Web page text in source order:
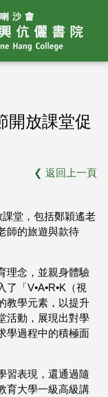
開放課堂促
❮ 返回上一頁
堂，包括鄭穎遙老
師的旅遊與款待
理念，並親身體驗
「V•A•R•K（視
教學元素，以提升
活動，展現出對學
學過程中的積極面
習表現，還通過隨
育大學一級高級講